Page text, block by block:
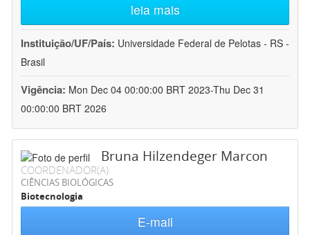
leia mais
Instituição/UF/País: Universidade Federal de Pelotas - RS -
Brasil
Vigência: Mon Dec 04 00:00:00 BRT 2023-Thu Dec 31
00:00:00 BRT 2026
Bruna Hilzendeger Marcon
COORDENADOR(A)
CIÊNCIAS BIOLÓGICAS
Biotecnologia
E-mail